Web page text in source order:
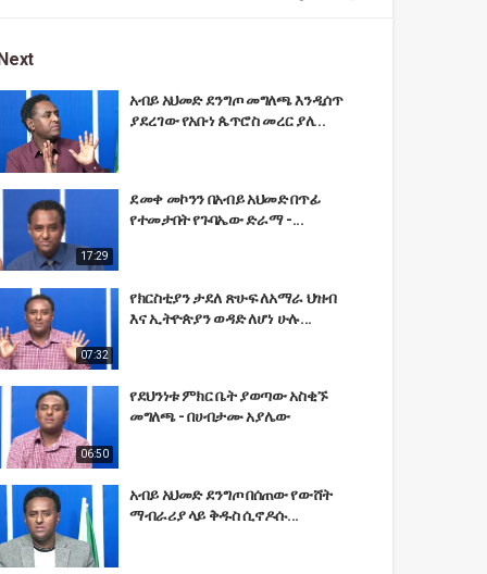
አብይ አህመድ ደንግጦ መግለጫ እንዲሰጥ
ያደረገው የአቡነ ጴጥሮስ መረር ያለ...
17:29
ደመቀ መኮንን በአብይ አህመድ በጥፊ
የተመታበት የጉባኤው ድራማ -...
07:32
የክርስቲያን ታደለ ጽሁፍ ለአማራ ህዝብ
እና ኢትዮጵያን ወዳድ ለሆነ ሁሉ...
06:50
የደህንነቱ ምክር ቤት ያወጣው አስቂኙ
መግለጫ - በሀብታሙ አያሌው
አብይ አህመድ ደንግጦ በሰጠው የውሸት
ማብራሪያ ላይ ቅዱስ ሲኖዶሱ...